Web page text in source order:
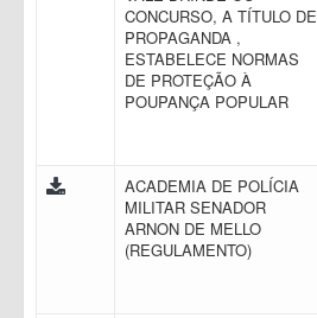
CONCURSO, A TÍTULO DE
PROPAGANDA ,
ESTABELECE NORMAS
DE PROTEÇÃO À
POUPANÇA POPULAR
ACADEMIA DE POLÍCIA
MILITAR SENADOR
ARNON DE MELLO
(REGULAMENTO)